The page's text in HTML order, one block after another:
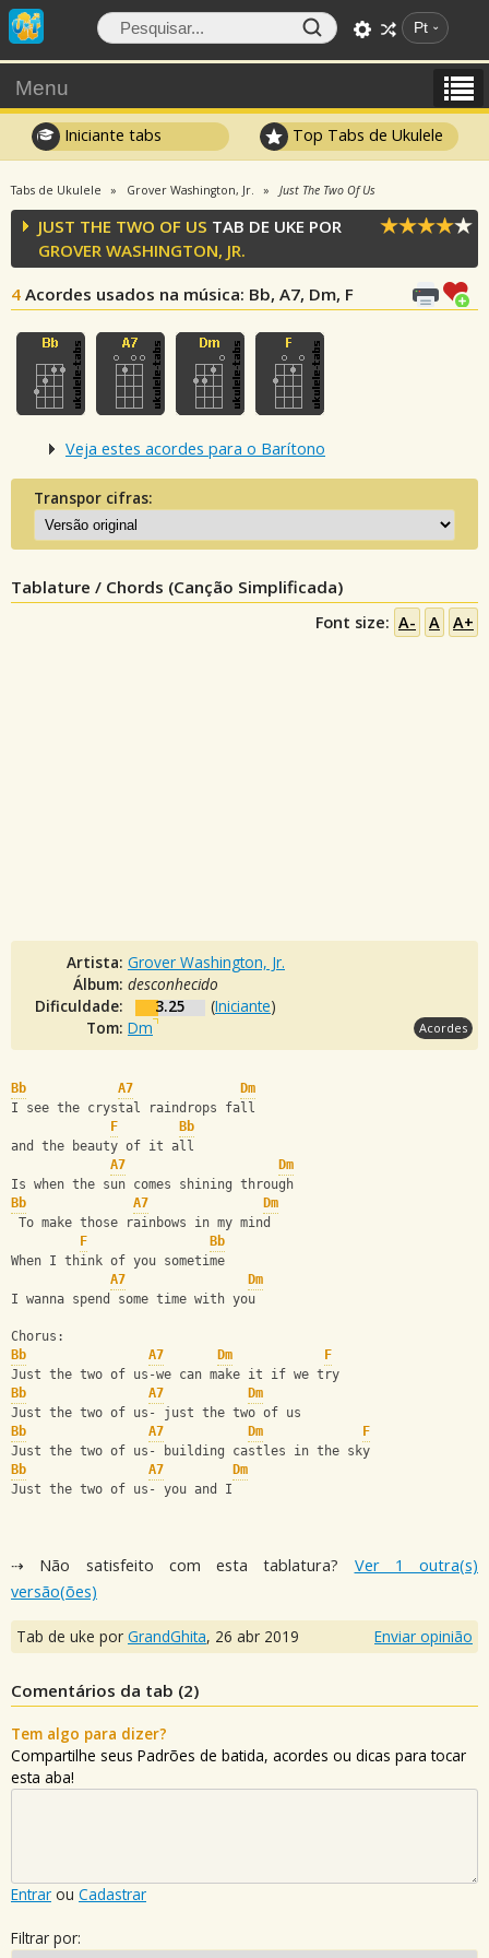
Pt
Menu
Iniciante tabs Top Tabs de Ukulele
Tabs de Ukulele Grover Washington, Jr. Just The Two Of Us
JUST THE TWO OF US TAB DE UKE POR
GROVER WASHINGTON, JR.
4 Acordes usados na música: Bb, A7, Dm, F
Veja estes acordes para o Barítono
Transpor cifras:
Tablature / Chords (Canção Simplificada)
Font size: A- A A+
Artista: Grover Washington, Jr.
Álbum: desconhecido
Dificuldade:
3.25 (Iniciante)
Tom: Dm Acordes
Bb A7
Dm
I see the crystal raindrops fall
F
Bb
and the beauty of it all
A7
Dm
Is when the sun comes shining through
Bb
A7
Dm
To make those rainbows in my mind
F
Bb
When I think of you sometime
A7
Dm
I wanna spend some time with you
Chorus:
Bb
A7 Dm
F
Just the two of us-we can make it if we try
Bb
A7
Dm
Just the two of us- just the two of us
Bb
A7 Dm
F
Just the two of us- building castles in the sky
Bb
A7
Dm
Just the two of us- you and I
⇢ Não satisfeito com esta tablatura? Ver 1 outra(s)
versão(ões)
Tab de uke por GrandGhita, 26 abr 2019 Enviar opinião
Comentários da tab (2)
Tem algo para dizer?
Compartilhe seus Padrões de batida, acordes ou dicas para tocar
esta aba!
Entrar ou Cadastrar
Filtrar por: